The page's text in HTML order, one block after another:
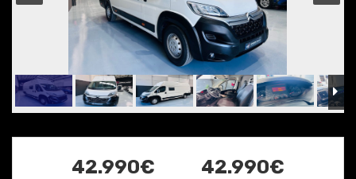
42.990€ 42.990€